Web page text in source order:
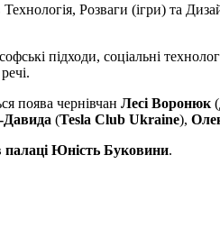
Технологія, Розваги (ігри) та
підходи, соціальні
поява чернівчан Лесі Воронюк (
(Tesla Club Ukraine),
палаці Юність Буковини.